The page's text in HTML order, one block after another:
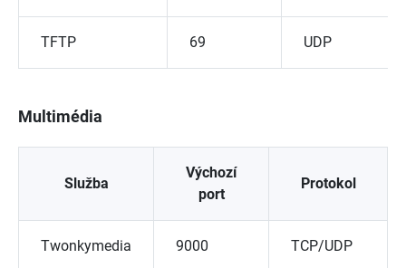
TFTP 69 UDP
Multimédia
Služba
Výchozí
port
Protokol
Twonkymedia 9000 TCP/UDP